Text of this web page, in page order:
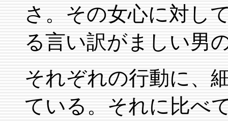
さ。その女心に対し
る言い訳がましい男
それぞれの行動に、
ている。それに比べ